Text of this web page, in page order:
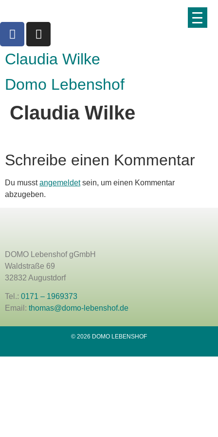
Claudia Wilke
Domo Lebenshof
Claudia Wilke
Schreibe einen Kommentar
Du musstangemeldetsein, um einen Kommentar
abzugeben.
DOMO Lebenshof gGmbH
Waldstraße 69
32832 Augustdorf
Tel.: 0171 – 1969373
Email: thomas@domo-lebenshof.de
© 2026 DOMO LEBENSHOF